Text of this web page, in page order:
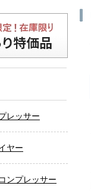
レッサー
ヤー
ンプレッサー